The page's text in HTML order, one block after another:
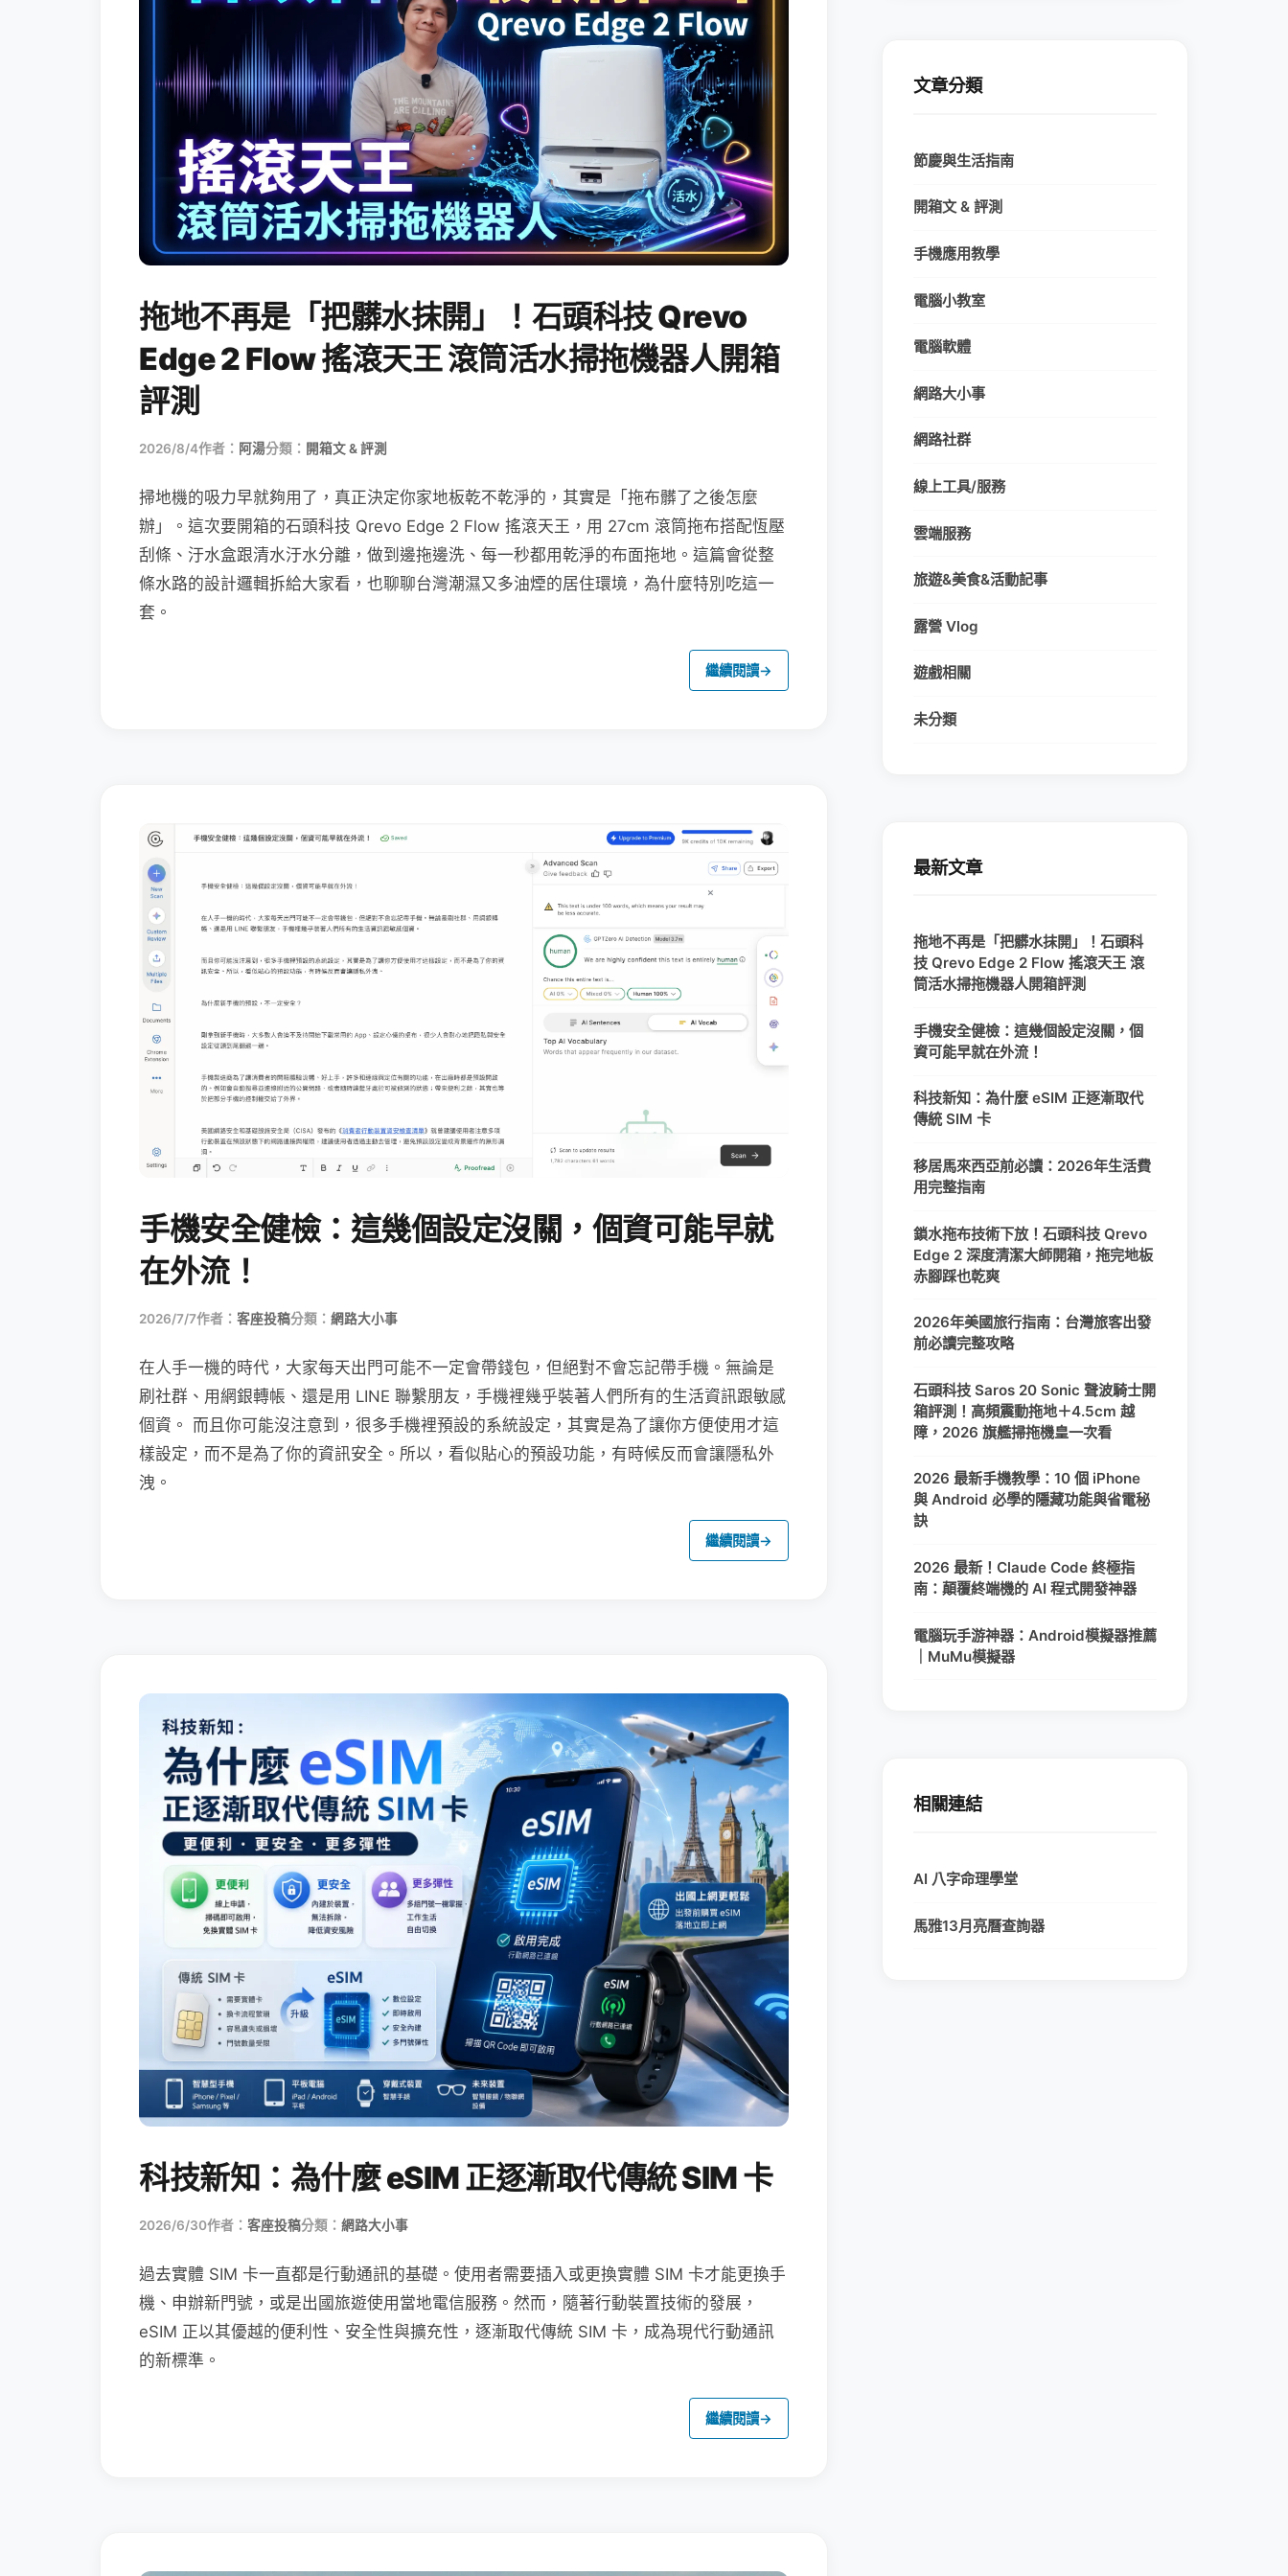
拖地不再是「把髒水抹開」！石頭科技 Qrevo
Edge 2 Flow 搖滾天王 滾筒活水掃拖機器人開箱
評測
2026/8/4作者： 阿湯分類： 開箱文 & 評測
掃地機的吸力早就夠用了，真正決定你家地板乾不乾淨的，其實是「拖布髒了之後怎麼
辦」。這次要開箱的石頭科技 Qrevo Edge 2 Flow 搖滾天王，用 27cm 滾筒拖布搭配恆壓
刮條、汙水盒跟清水汙水分離，做到邊拖邊洗、每一秒都用乾淨的布面拖地。這篇會從整
條水路的設計邏輯拆給大家看，也聊聊台灣潮濕又多油煙的居住環境，為什麼特別吃這一
套。
繼續閱讀→
手機安全健檢：這幾個設定沒關，個資可能早就
在外流！
2026/7/7作者： 客座投稿分類： 網路大小事
在人手一機的時代，大家每天出門可能不一定會帶錢包，但絕對不會忘記帶手機。無論是
刷社群、用網銀轉帳、還是用 LINE 聯繫朋友，手機裡幾乎裝著人們所有的生活資訊跟敏感
個資。 而且你可能沒注意到，很多手機裡預設的系統設定，其實是為了讓你方便使用才這
樣設定，而不是為了你的資訊安全。所以，看似貼心的預設功能，有時候反而會讓隱私外
洩。
繼續閱讀→
科技新知：為什麼 eSIM 正逐漸取代傳統 SIM 卡
2026/6/30作者： 客座投稿分類： 網路大小事
過去實體 SIM 卡一直都是行動通訊的基礎。使用者需要插入或更換實體 SIM 卡才能更換手
機、申辦新門號，或是出國旅遊使用當地電信服務。然而，隨著行動裝置技術的發展，
eSIM 正以其優越的便利性、安全性與擴充性，逐漸取代傳統 SIM 卡，成為現代行動通訊
的新標準。
繼續閱讀→
文章分類
節慶與生活指南
開箱文 & 評測
手機應用教學
電腦小教室
電腦軟體
網路大小事
網路社群
線上工具/服務
雲端服務
旅遊&美食&活動記事
露營 Vlog
遊戲相關
未分類
最新文章
拖地不再是「把髒水抹開」！石頭科
技 Qrevo Edge 2 Flow 搖滾天王 滾
筒活水掃拖機器人開箱評測
手機安全健檢：這幾個設定沒關，個
資可能早就在外流！
科技新知：為什麼 eSIM 正逐漸取代
傳統 SIM 卡
移居馬來西亞前必讀：2026年生活費
用完整指南
鎖水拖布技術下放！石頭科技 Qrevo
Edge 2 深度清潔大師開箱，拖完地板
赤腳踩也乾爽
2026年美國旅行指南：台灣旅客出發
前必讀完整攻略
石頭科技 Saros 20 Sonic 聲波騎士開
箱評測！高頻震動拖地＋4.5cm 越
障，2026 旗艦掃拖機皇一次看
2026 最新手機教學：10 個 iPhone
與 Android 必學的隱藏功能與省電秘
訣
2026 最新！Claude Code 終極指
南：顛覆終端機的 AI 程式開發神器
電腦玩手游神器：Android模擬器推薦
｜MuMu模擬器
相關連結
AI 八字命理學堂
馬雅13月亮曆查詢器